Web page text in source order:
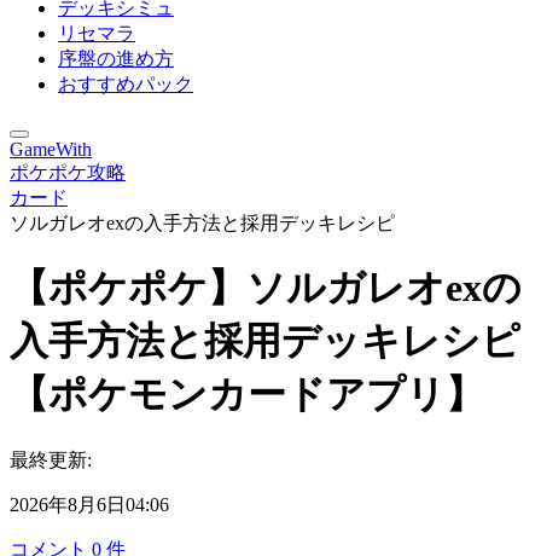
デッキシミュ
リセマラ
序盤の進め方
おすすめパック
GameWith
ポケポケ攻略
カード
ソルガレオexの入手方法と採用デッキレシピ
【ポケポケ】ソルガレオexの
入手方法と採用デッキレシピ
【ポケモンカードアプリ】
最終更新:
2026年8月6日04:06
コメント 0 件